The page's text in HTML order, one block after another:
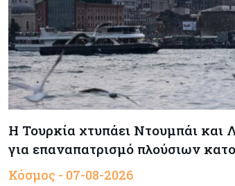
Η Τουρκία χτυπάει Ντουμπάι και
για επαναπατρισμό πλούσιων
Κόσμος - 07-08-2026